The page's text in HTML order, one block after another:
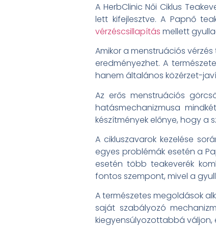
A HerbClinic Női Ciklus
lett kifejlesztve. A Papnő
vérzéscsillapítás mellett
Amikor a menstruációs
eredményezhet. A
hanem általános közérzet-
Az erős menstruációs
hatásmechanizmusa
készítmények előnye, hogy a
A cikluszavarok kezelése
egyes problémák esetén a
esetén több teakeverék
fontos szempont, mivel a
A természetes megoldások
saját szabályozó
kiegyensúlyozottabbá váljon,